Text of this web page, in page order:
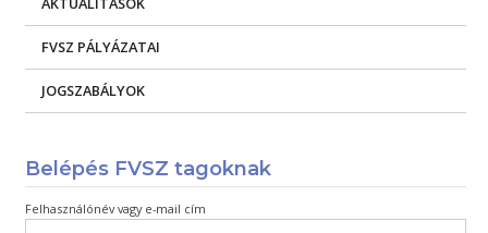
FVSZ PÁLYÁZATAI
JOGSZABÁLYOK
Belépés FVSZ tagoknak
Felhasználónév vagy e-mail cím